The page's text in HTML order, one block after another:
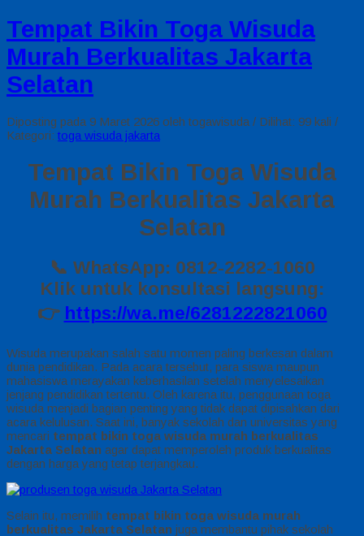
Tempat Bikin Toga Wisuda
Murah Berkualitas Jakarta
Selatan
Diposting pada 9 Maret 2026 oleh togawisuda / Dilihat: 99 kali /
Kategori: toga wisuda jakarta
Tempat Bikin Toga Wisuda
Murah Berkualitas Jakarta
Selatan
📞 WhatsApp: 0812-2282-1060
Klik untuk konsultasi langsung:
👉 https://wa.me/6281222821060
Wisuda merupakan salah satu momen paling berkesan dalam
dunia pendidikan. Pada acara tersebut, para siswa maupun
mahasiswa merayakan keberhasilan setelah menyelesaikan
jenjang pendidikan tertentu. Oleh karena itu, penggunaan toga
wisuda menjadi bagian penting yang tidak dapat dipisahkan dari
acara kelulusan. Saat ini, banyak sekolah dan universitas yang
mencari tempat bikin toga wisuda murah berkualitas
Jakarta Selatan agar dapat memperoleh produk berkualitas
dengan harga yang tetap terjangkau.
Selain itu, memilih tempat bikin toga wisuda murah
berkualitas Jakarta Selatan juga membantu pihak sekolah